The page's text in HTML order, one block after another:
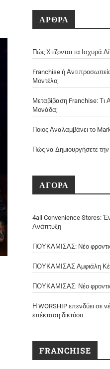
ΑΡΘΡΑ
Πώς Χτίζονται τα Ισχυρά
Franchise ή
Μοντέλο;
Μεταβίβαση Franchise: Τι
Μονάδα;
Ποιος Αναλαμβάνει το
Πώς να Δημιουργήσετε
ΑΓΟΡΑ
4all Convenience Stores:
Ανάπτυξη
ΠΟΥΚΑΜΙΣΑΣ: Νέο
ΠΟΥΚΑΜΙΣΑΣ Αμφιάλη
ΠΟΥΚΑΜΙΣΑΣ: Νέο
Η WORSHIP επενδύει σε
επέκταση δικτύου
FRANCHISE